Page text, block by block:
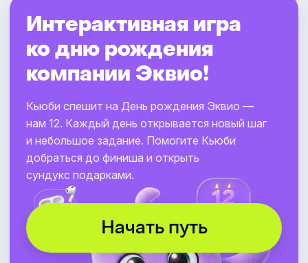
Интерактивная игра
ко дню рождения
компании Эквио!
Кьюби спешит на День рождения Эквио —
нам 12. Каждый день открывается новый шаг
и небольшое задание. Помогите Кьюби
добраться до финиша и открыть
сундукс подарками.
Начать путь